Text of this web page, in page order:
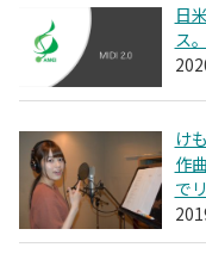
日
ス
け
作
で